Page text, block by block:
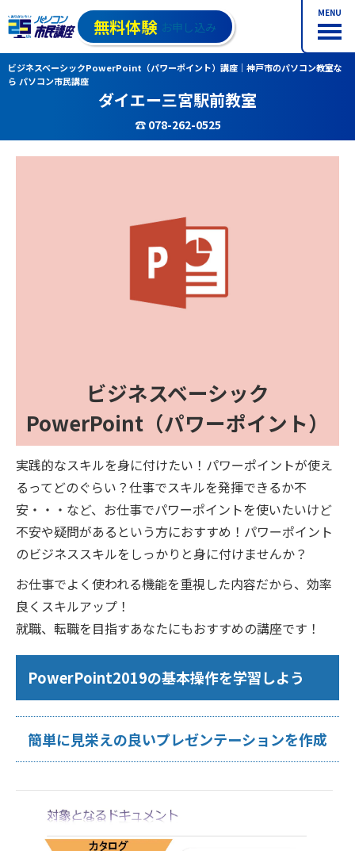
MENU
無料体験 お申し込み
ビジネスベーシックPowerPoint（パワーポイント）講座｜神戸市のパソコン教室な
ら パソコン市民講座
ダイエー三宮駅前教室
☎ 078-262-0525
ビジネスベーシック
PowerPoint（パワーポイント）
実践的なスキルを身に付けたい！パワーポイントが使え
るってどのぐらい？仕事でスキルを発揮できるか不
安・・・など、お仕事でパワーポイントを使いたいけど
不安や疑問があるという方におすすめ！パワーポイント
のビジネススキルをしっかりと身に付けませんか？
お仕事でよく使われる機能を重視した内容だから、効率
良くスキルアップ！
就職、転職を目指すあなたにもおすすめの講座です！
PowerPoint2019の基本操作を学習しよう
簡単に見栄えの良いプレゼンテーションを作成